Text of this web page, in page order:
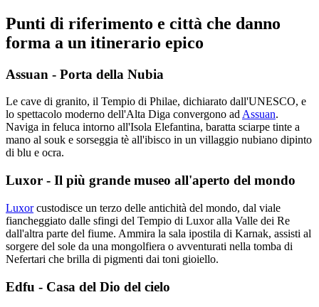
Punti di riferimento e città che danno
forma a un itinerario epico
Assuan - Porta della Nubia
Le cave di granito, il Tempio di Philae, dichiarato dall'UNESCO, e
lo spettacolo moderno dell'Alta Diga convergono ad Assuan.
Naviga in feluca intorno all'Isola Elefantina, baratta sciarpe tinte a
mano al souk e sorseggia tè all'ibisco in un villaggio nubiano dipinto
di blu e ocra.
Luxor - Il più grande museo all'aperto del mondo
Luxorcustodisce un terzo delle antichità del mondo, dal viale
fiancheggiato dalle sfingi del Tempio di Luxor alla Valle dei Re
dall'altra parte del fiume. Ammira la sala ipostila di Karnak, assisti al
sorgere del sole da una mongolfiera o avventurati nella tomba di
Nefertari che brilla di pigmenti dai toni gioiello.
Edfu - Casa del Dio del cielo